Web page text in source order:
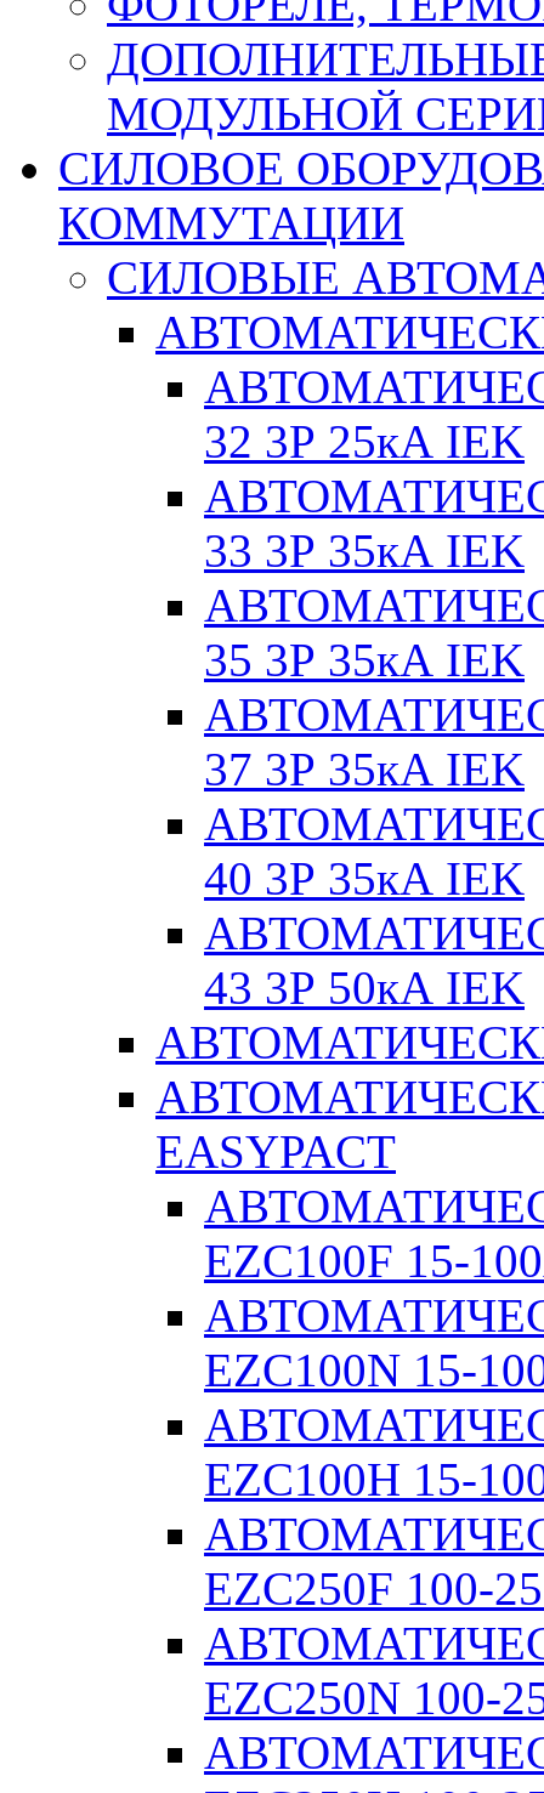
МОДУЛЬНОЙ
СИЛОВОЕ
КОММУТАЦИИ
СИЛОВЫЕ
32 3Р 25кА IEK
33 3Р 35кА IEK
35 3Р 35кА IEK
37 3Р 35кА IEK
40 3Р 35кА IEK
43 3Р 50кА IEK
EASYPACT
EZC100F 15-
EZC100N 15-
EZC100H 15-
EZC250F 100-
EZC250N 100-